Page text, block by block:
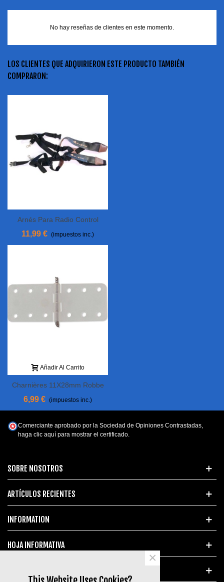
No hay reseñas de clientes en este momento.
LOS CLIENTES QUE ADQUIRIERON ESTE PRODUCTO TAMBIÉN
COMPRARON:
Arnés Para Radio Control
FrSky
11,99 € (impuestos inc.)
Añadir Al Carrito
Charnières 11X28mm Robbe
(par 10)
6,99 € (impuestos inc.)
SOBRE NOSOTROS
ARTÍCULOS RECIENTES
INFORMATION
HOJA INFORMATIVA
Comerciante aprobado por la Sociedad de Opiniones Contrastadas,
haga clic aquí para mostrar el certificado.
×